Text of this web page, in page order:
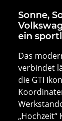
Sonne,
ein
Das
verbindet
die GTI